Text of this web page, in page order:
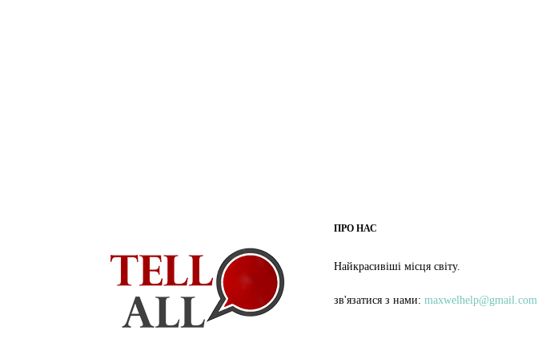
ПРО НАС
Найкрасивіші місця світу.
зв'язатися з нами: maxwelhelp@gmail.com